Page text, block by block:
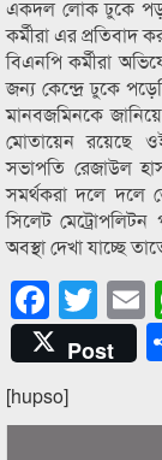
একদল লোক ঢুকে পড়া
কর্মীরা এর প্রতিবাদ
বিএনপি কর্মীরা
জন্য কেন্দ্রে ঢুকে
মানবজমিনকে
মোতায়েন রয়েছে
সভাপতি রেজাউল
সমর্থকরা দলে দলে
সিলেট
অবস্থা দেখা যাচ্ছে
Post
[hupso]